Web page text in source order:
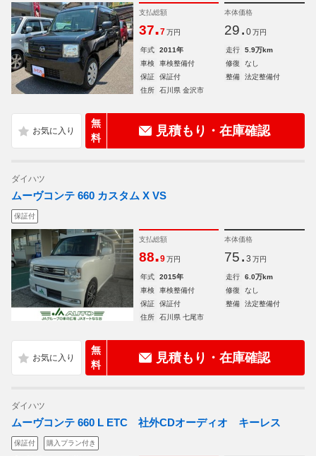
支払総額
37.7 万円
本体価格
29. 0 万円
年式 2011年 走行
5.9万km
車検
車検整備付 修復
なし
保証
保証付 整備
法定整備付
住所
石川県 金沢市
無
料
見積もり・在庫確認
ダイハツ
ムーヴコンテ 660 カスタム X VS
保証付
支払総額
88.9 万円
本体価格
75. 3 万円
年式 2015年 走行
6.0万km
車検
車検整備付 修復
なし
保証
保証付 整備
法定整備付
住所
石川県 七尾市
無
料
見積もり・在庫確認
ダイハツ
ムーヴコンテ 660 L ETC 社外CDオーディオ キーレス
保証付 購入プラン付き